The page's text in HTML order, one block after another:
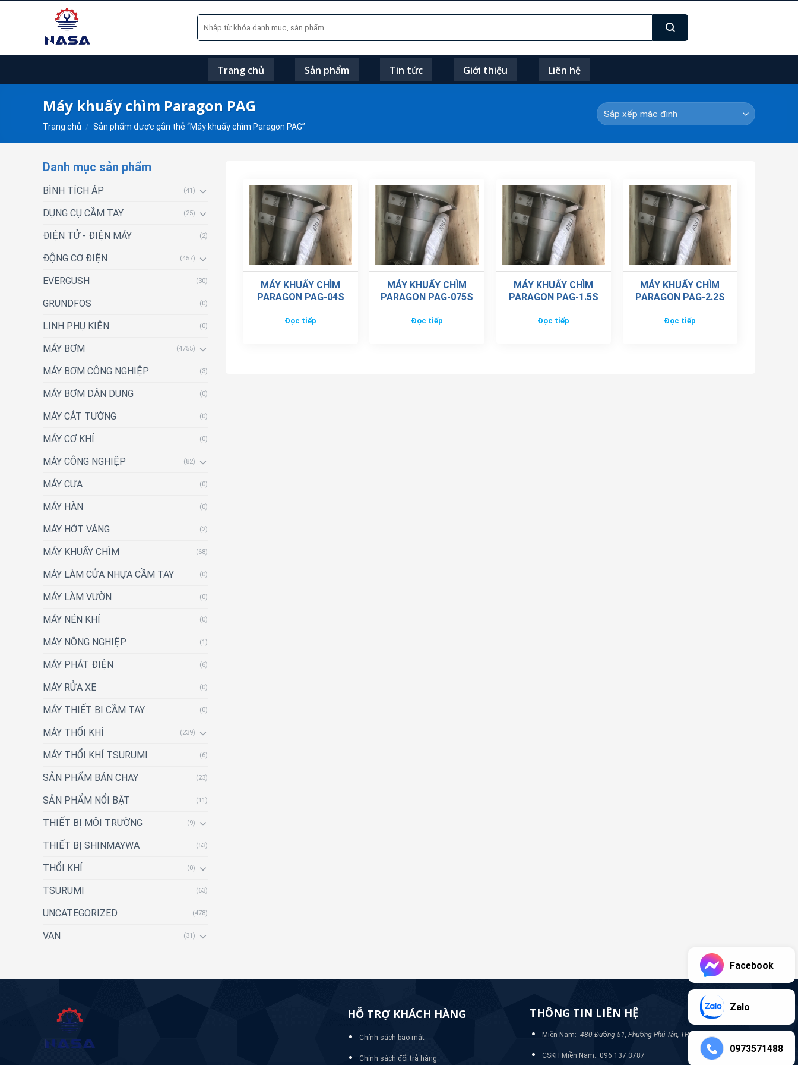
Tìm
kiếm:
Trang chủ Sản phẩm Tin tức Giới thiệu Liên hệ
Máy khuấy chìm Paragon PAG
Trang chủ / Sản phẩm được gắn thẻ “Máy khuấy chìm Paragon PAG”
Danh mục sản phẩm
BÌNH TÍCH ÁP (41)
DỤNG CỤ CẦM TAY (25)
ĐIỆN TỬ - ĐIỆN MÁY (2)
ĐỘNG CƠ ĐIỆN (457)
EVERGUSH (30)
GRUNDFOS (0)
LINH PHỤ KIỆN (0)
MÁY BƠM (4755)
MÁY BƠM CÔNG NGHIỆP (3)
MÁY BƠM DÂN DỤNG (0)
MÁY CẮT TƯỜNG (0)
MÁY CƠ KHÍ (0)
MÁY CÔNG NGHIỆP (82)
MÁY CƯA (0)
MÁY HÀN (0)
MÁY HỚT VÁNG (2)
MÁY KHUẤY CHÌM (68)
MÁY LÀM CỬA NHỰA CẦM TAY (0)
MÁY LÀM VƯỜN (0)
MÁY NÉN KHÍ (0)
MÁY NÔNG NGHIỆP (1)
MÁY PHÁT ĐIỆN (6)
MÁY RỬA XE (0)
MÁY THIẾT BỊ CẦM TAY (0)
MÁY THỔI KHÍ (239)
MÁY THỔI KHÍ TSURUMI (6)
SẢN PHẨM BÁN CHẠY (23)
SẢN PHẨM NỔI BẬT (11)
THIẾT BỊ MÔI TRƯỜNG (9)
THIẾT BỊ SHINMAYWA (53)
THỔI KHÍ (0)
TSURUMI (63)
UNCATEGORIZED (478)
VAN (31)
MÁY KHUẤY CHÌM
PARAGON PAG-04S
Đọc tiếp
MÁY KHUẤY CHÌM
PARAGON PAG-075S
Đọc tiếp
MÁY KHUẤY CHÌM
PARAGON PAG-1.5S
Đọc tiếp
MÁY KHUẤY CHÌM
PARAGON PAG-2.2S
Đọc tiếp
HỖ TRỢ KHÁCH HÀNG
Chính sách bảo mật
Chính sách đổi trả hàng
THÔNG TIN LIÊN HỆ
Miền Nam: 480 Đường 51, Phường Phú Tân, TP Bình Dương
CSKH Miền Nam: 096 137 3787
Facebook
Zalo
0973571488